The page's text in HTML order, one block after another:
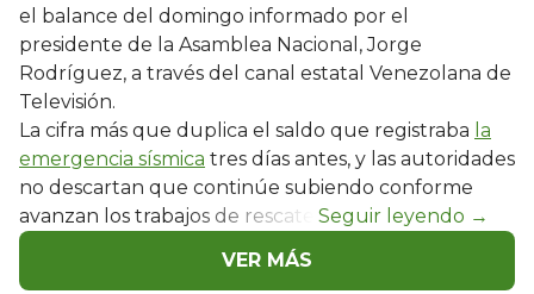
el balance del domingo informado por el
presidente de la Asamblea Nacional, Jorge
Rodríguez, a través del canal estatal Venezolana de
Televisión.
La cifra más que duplica el saldo que registraba la
emergencia sísmica tres días antes, y las autoridades
no descartan que continúe subiendo conforme
avanzan los trabajos de rescate.
VER MÁS